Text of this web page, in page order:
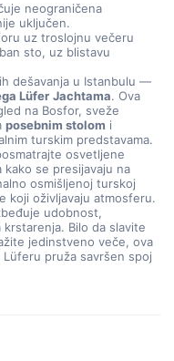
neograničena
uključen.
uz troslojnu večeru
sto, uz blistavu
dešavanja u Istanbulu —
Lüfer Jachtama. Ova
na Bosfor, sveže
posebnim stolom i
turskim predstavama.
osvetljene
se presijavaju na
osmišljenoj turskoj
koji oživljavaju atmosferu.
udobnost,
Bilo da slavite
jedinstveno veče, ova
pruža savršen spoj